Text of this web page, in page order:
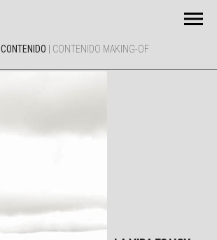
CONTENIDO CONTENIDO MAKING-OF